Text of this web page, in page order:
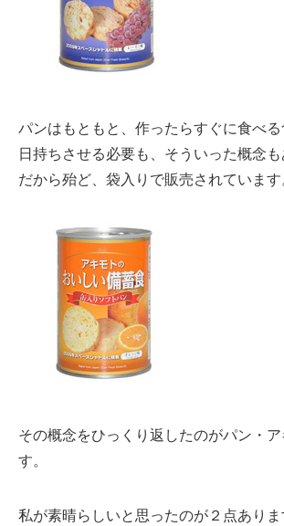
パンはもともと、作ったらすぐに食べる
日持ちさせる必要も、そういった概念も
だから殆ど、袋入りで販売されています
その概念をひっくり返したのがパン・
す。
私が素晴らしいと思ったのが２点ありま